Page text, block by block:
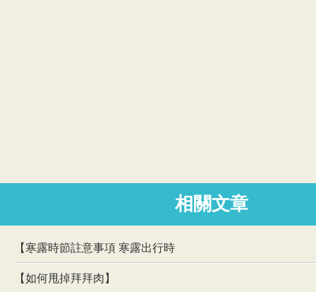
相關文章
【寒露時節註意事項 寒露出行時
【如何甩掉拜拜肉】